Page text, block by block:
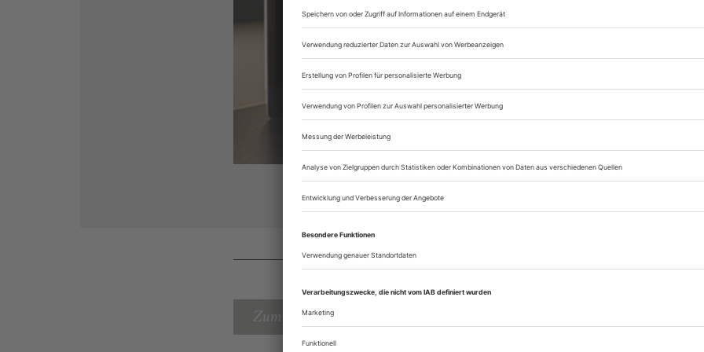
Lesegenuss auf
Zugang zum
Theater heute
Sie können alle Vorteile
sofort nutzen
Digital-Abo testen
Zum Inhaltsverzeichnis